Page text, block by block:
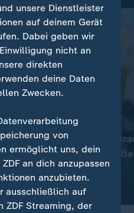
Nachrichten | heute
Immer mehr
müssen
unsere Dienstleister
auf deinem Gerät
Dabei geben wir
nicht an
direkten
deine Daten
Zwecken.
von
ermöglicht uns, dein
an dich anzupassen
anzubieten.
ausschließlich auf
ZDF Streaming, der